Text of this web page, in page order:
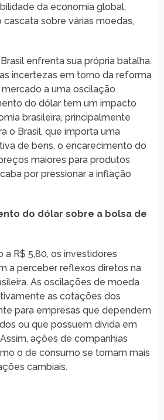
da economia global,
sobre várias moedas,
enfrenta sua própria batalha.
incertezas em torno da reforma
a uma oscilação
do dólar tem um impacto
brasileira, principalmente
o Brasil, que importa uma
de bens, o encarecimento do
maiores para produtos
por pressionar a inflação
do dólar sobre a bolsa de
a R$ 5,80, os investidores
a perceber reflexos diretos na
As oscilações de moeda
as cotações dos
para empresas que dependem
ou que possuem dívida em
ações de companhias
o de consumo se tornam mais
cambiais.